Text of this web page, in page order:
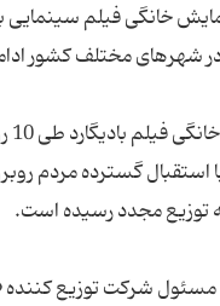
خانگی فیلم سینمایی
گسترده مردم
شرکت توزیع کننده